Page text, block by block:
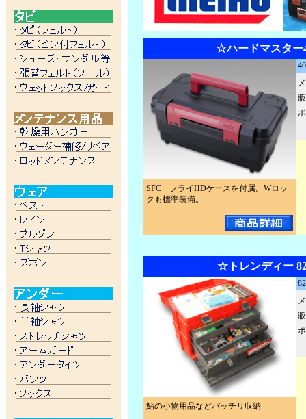
☆ハードマスター
SFC フライHDケースを付属。Wロッ
クも標準装備。
☆トレンディー
鮎の小物用品などバッチリ収納